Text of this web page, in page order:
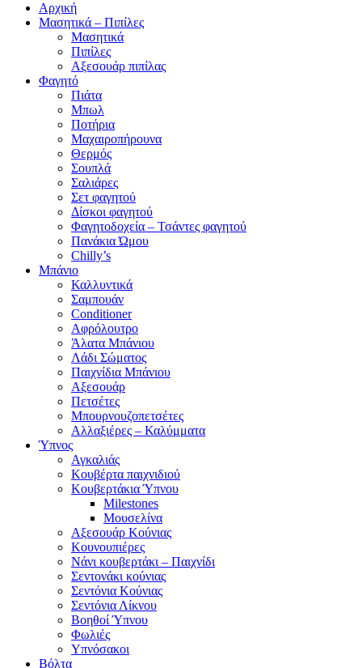
Αρχική
Μασητικά – Πιπίλες
Μασητικά
Πιπίλες
Αξεσουάρ πιπίλας
Φαγητό
Πιάτα
Μπωλ
Ποτήρια
Μαχαιροπήρουνα
Θερμός
Σουπλά
Σαλιάρες
Σετ φαγητού
Δίσκοι φαγητού
Φαγητοδοχεία – Τσάντες φαγητού
Πανάκια Ώμου
Chilly’s
Μπάνιο
Καλλυντικά
Σαμπουάν
Conditioner
Αφρόλουτρο
Άλατα Μπάνιου
Λάδι Σώματος
Παιχνίδια Μπάνιου
Αξεσουάρ
Πετσέτες
Μπουρνουζοπετσέτες
Αλλαξιέρες – Καλύμματα
Ύπνος
Αγκαλιάς
Κουβέρτα παιχνιδιού
Κουβερτάκια Ύπνου
Milestones
Μουσελίνα
Αξεσουάρ Κούνιας
Κουνουπιέρες
Νάνι κουβερτάκι – Παιχνίδι
Σεντονάκι κούνιας
Σεντόνια Κούνιας
Σεντόνια Λίκνου
Βοηθοί Ύπνου
Φωλιές
Υπνόσακοι
Βόλτα